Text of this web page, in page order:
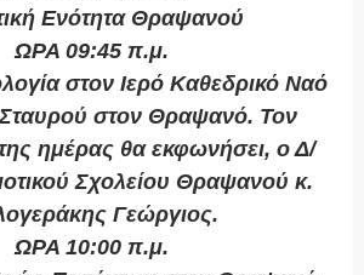
Ενότητα Θραψανού
ΩΡΑ 09:45 π.μ.
στον Ιερό Καθεδρικό Ναό
Σταυρού στον Θραψανό. Τον
ημέρας θα εκφωνήσει, ο Δ/
Σχολείου Θραψανού κ.
Γεώργιος.
ΩΡΑ 10:00 π.μ.